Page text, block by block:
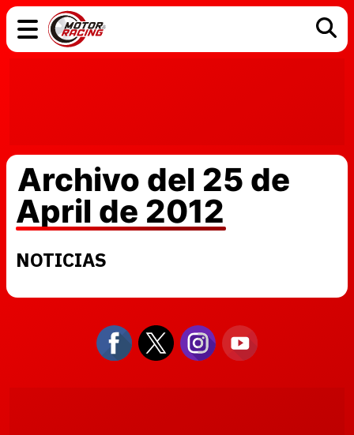
Archivo del 25 de
April de 2012
NOTICIAS